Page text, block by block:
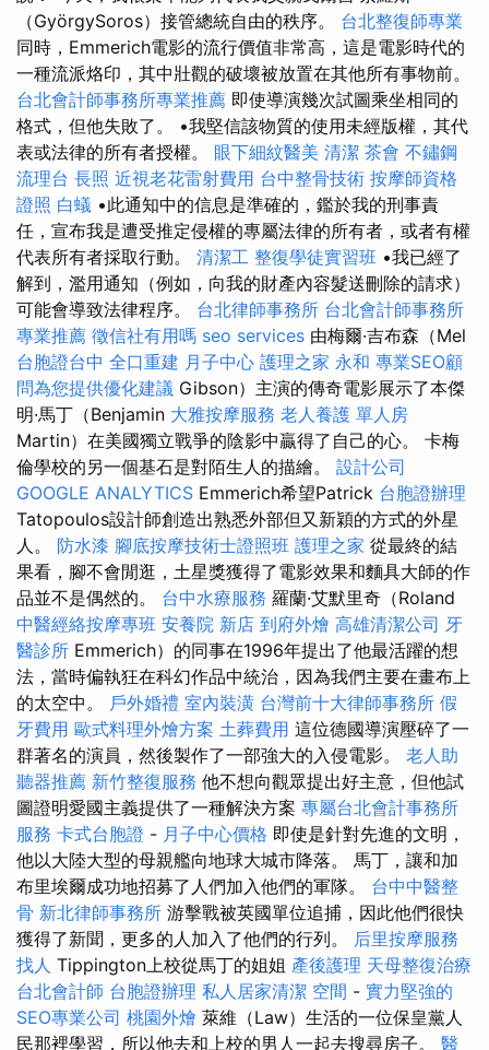
（GyörgySoros）接管總統自由的秩序。 台北整復師專業
同時，Emmerich電影的流行價值非常高，這是電影時代的
一種流派烙印，其中壯觀的破壞被放置在其他所有事物前。
台北會計師事務所專業推薦 即使導演幾次試圖乘坐相同的
格式，但他失敗了。 •我堅信該物質的使用未經版權，其代
表或法律的所有者授權。 眼下細紋醫美 清潔 茶會 不鏽鋼
流理台 長照 近視老花雷射費用 台中整骨技術 按摩師資格
證照 白蟻 •此通知中的信息是準確的，鑑於我的刑事責
任，宣布我是遭受推定侵權的專屬法律的所有者，或者有權
代表所有者採取行動。 清潔工 整復學徒實習班 •我已經了
解到，濫用通知（例如，向我的財產內容髮送刪除的請求）
可能會導致法律程序。 台北律師事務所 台北會計師事務所
專業推薦 徵信社有用嗎 seo services 由梅爾·吉布森（Mel
台胞證台中 全口重建 月子中心 護理之家 永和 專業SEO顧
問為您提供優化建議 Gibson）主演的傳奇電影展示了本傑
明·馬丁（Benjamin 大雅按摩服務 老人養護 單人房
Martin）在美國獨立戰爭的陰影中贏得了自己的心。 卡梅
倫學校的另一個基石是對陌生人的描繪。 設計公司
GOOGLE ANALYTICS Emmerich希望Patrick 台胞證辦理
Tatopoulos設計師創造出熟悉外部但又新穎的方式的外星
人。 防水漆 腳底按摩技術士證照班 護理之家 從最終的結
果看，腳不會閒逛，土星獎獲得了電影效果和麵具大師的作
品並不是偶然的。 台中水療服務 羅蘭·艾默里奇（Roland
中醫經絡按摩專班 安養院 新店 到府外燴 高雄清潔公司 牙
醫診所 Emmerich）的同事在1996年提出了他最活躍的想
法，當時偏執狂在科幻作品中統治，因為我們主要在畫布上
的太空中。 戶外婚禮 室內裝潢 台灣前十大律師事務所 假
牙費用 歐式料理外燴方案 土葬費用 這位德國導演壓碎了一
群著名的演員，然後製作了一部強大的入侵電影。 老人助
聽器推薦 新竹整復服務 他不想向觀眾提出好主意，但他試
圖證明愛國主義提供了一種解決方案 專屬台北會計事務所
服務 卡式台胞證 - 月子中心價格 即使是針對先進的文明，
他以大陸大型的母親艦向地球大城市降落。 馬丁，讓和加
布里埃爾成功地招募了人們加入他們的軍隊。 台中中醫整
骨 新北律師事務所 游擊戰被英國單位追捕，因此他們很快
獲得了新聞，更多的人加入了他們的行列。 后里按摩服務
找人 Tippington上校從馬丁的姐姐 產後護理 天母整復治療
台北會計師 台胞證辦理 私人居家清潔 空間 - 實力堅強的
SEO專業公司 桃園外燴 萊維（Law）生活的一位保皇黨人
民那裡學習，所以他去和上校的男人一起去搜尋房子。 醫